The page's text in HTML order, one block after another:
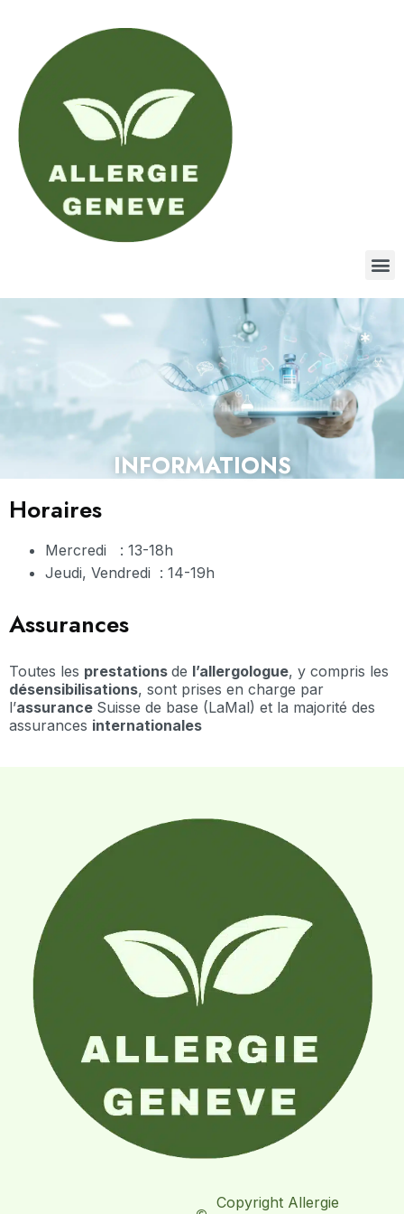
INFORMATIONS
Horaires
Mercredi : 13-18h
Jeudi, Vendredi : 14-19h
Assurances
Toutes les prestations de l’allergologue, y compris les
désensibilisations, sont prises en charge par
l’assurance Suisse de base (LaMal) et la majorité des
assurances internationales
Copyright Allergie